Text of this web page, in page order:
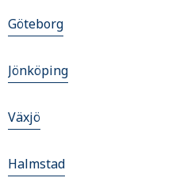
Göteborg
Jönköping
Växjö
Halmstad